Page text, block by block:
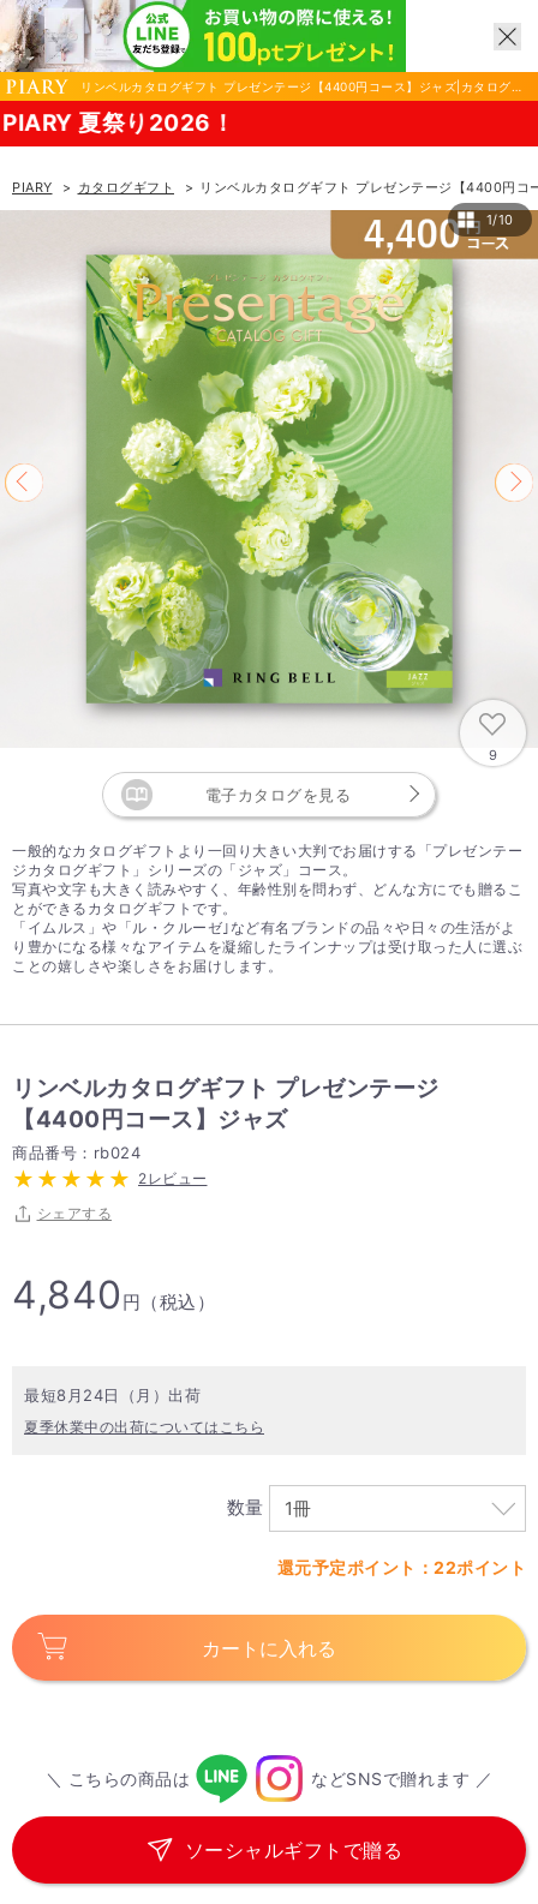
リンベルカタログギフト プレゼンテージ【4400円コース】ジャズ|カタログギ
フトならPIARY（ピアリー）
2026！
PIARY カタログギフト
リンベルカタログギフト プレゼンテージ【4400円コ
1/10
9
電子カタログを見る
一般的なカタログギフトより一回り大きい大判でお届けする「プレゼンテー
ジカタログギフト」シリーズの「ジャズ」コース。
写真や文字も大きく読みやすく、年齢性別を問わず、どんな方にでも贈るこ
とができるカタログギフトです。
「イムルス」や「ル・クルーゼ｣など有名ブランドの品々や日々の生活がよ
り豊かになる様々なアイテムを凝縮したラインナップは受け取った人に選ぶ
ことの嬉しさや楽しさをお届けします。
リンベルカタログギフト プレゼンテージ
【4400円コース】ジャズ
商品番号：rb024
2レビュー
シェアする
4,840 円（税込）
最短8月24日（月）出荷
夏季休業中の出荷についてはこちら
数量
還元予定ポイント：22ポイント
カートに入れる
＼ こちらの商品は などSNSで贈れます ／
ソーシャルギフトで贈る